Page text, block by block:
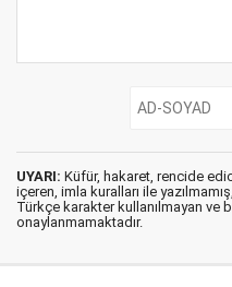
UYARI: Küfür, hakaret, rencide
içeren, imla kuralları ile yazılmamış,
Türkçe karakter kullanılmayan ve
onaylanmamaktadır.